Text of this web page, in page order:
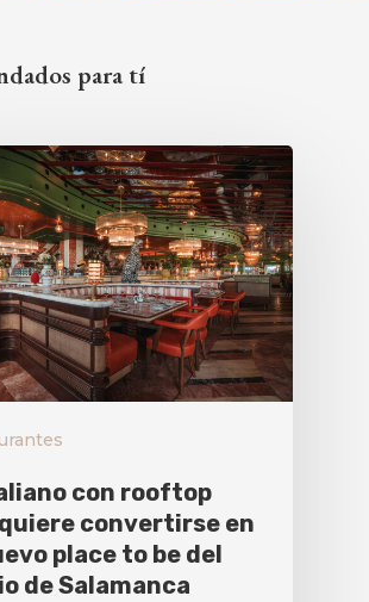
para tí
con rooftop
convertirse en
place to be del
de Salamanca